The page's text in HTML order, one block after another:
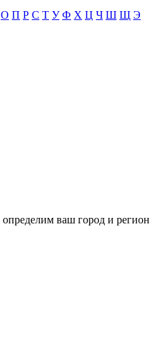
О П Р С Т У Ф Х Ц Ч Ш Щ Э
ваш город и регион